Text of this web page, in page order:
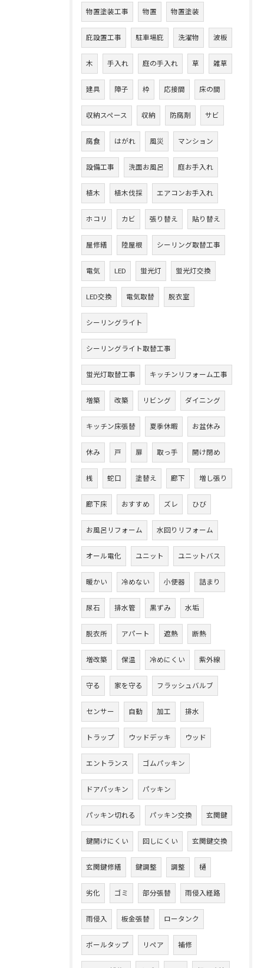
物置塗装工事 物置 物置塗装
庇設置工事 駐車場庇 洗濯物 波板
木 手入れ 庭の手入れ 草 雑草
建具 障子 枠 応接間 床の間
収納スペース 収納 防腐剤 サビ
腐食 はがれ 風災 マンション
設備工事 洗面お風呂 庭お手入れ
植木 植木伐採 エアコンお手入れ
ホコリ カビ 張り替え 貼り替え
屋修繕 陸屋根 シーリング取替工事
電気 LED 蛍光灯 蛍光灯交換
LED交換 電気取替 脱衣室
シーリングライト
シーリングライト取替工事
蛍光灯取替工事 キッチンリフォーム工事
増築 改築 リビング ダイニング
キッチン床張替 夏季休暇 お盆休み
休み 戸 扉 取っ手 開け閉め
桟 蛇口 塗替え 廊下 増し張り
廊下床 おすすめ ズレ ひび
お風呂リフォーム 水回りリフォーム
オール電化 ユニット ユニットバス
暖かい 冷めない 小便器 詰まり
尿石 排水管 黒ずみ 水垢
脱衣所 アパート 遮熱 断熱
増改築 保温 冷めにくい 紫外線
守る 家を守る フラッシュバルブ
センサー 自動 加工 排水
トラップ ウッドデッキ ウッド
エントランス ゴムパッキン
ドアパッキン パッキン
パッキン切れる パッキン交換 玄関鍵
鍵開けにくい 回しにくい 玄関鍵交換
玄関鍵修繕 鍵調整 調整 樋
劣化 ゴミ 部分張替 雨侵入経路
雨侵入 板金張替 ロータンク
ボールタップ リペア 補修